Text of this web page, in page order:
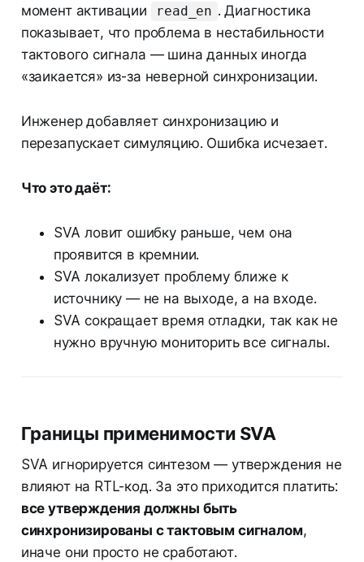
момент активации
read_en . Диагностика
показывает, что проблема в нестабильности
тактового сигнала — шина данных иногда
«заикается» из-за неверной синхронизации.
Инженер добавляет синхронизацию и
перезапускает симуляцию. Ошибка исчезает.
Что это даёт:
SVA ловит ошибку раньше, чем она
проявится в кремнии.
SVA локализует проблему ближе к
источнику — не на выходе, а на входе.
SVA сокращает время отладки, так как не
нужно вручную мониторить все сигналы.
Границы применимости SVA
SVA игнорируется синтезом — утверждения не
влияют на RTL-код. За это приходится платить:
все утверждения должны быть
синхронизированы с тактовым сигналом,
иначе они просто не сработают.